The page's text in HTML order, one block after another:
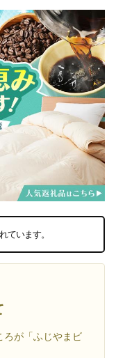
ています。
ろが「ふじやまビ